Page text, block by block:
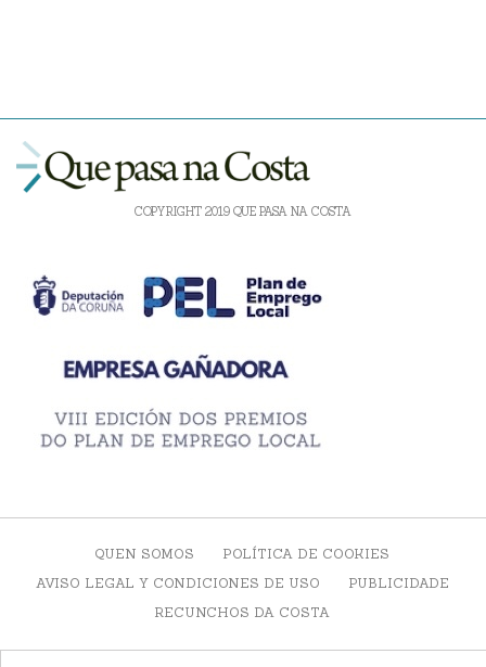
COPYRIGHT 2019 QUE PASA NA COSTA
QUEN SOMOS
POLÍTICA DE COOKIES
AVISO LEGAL Y CONDICIONES DE USO
PUBLICIDADE
RECUNCHOS DA COSTA